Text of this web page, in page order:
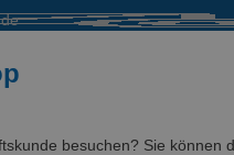
besuchen? Sie können